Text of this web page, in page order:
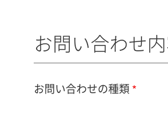
お問い合わせ
お問い合わせの種類